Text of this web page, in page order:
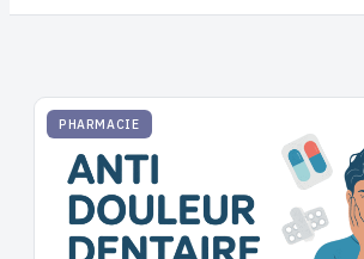
PHARMACIE